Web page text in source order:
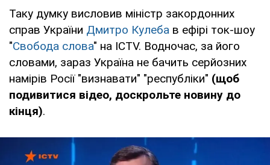
Таку думку висловив міністр закордонних
справ України Дмитро Кулеба в ефірі ток-шоу
"Свобода слова" на ICTV. Водночас, за його
словами, зараз Україна не бачить серйозних
намірів Росії "визнавати" "республіки" (щоб
подивитися відео, доскрольте новину до
кінця).